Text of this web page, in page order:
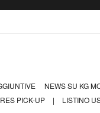
NEWS SU KG
PICK-UP
| LISTINO